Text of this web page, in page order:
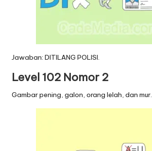
Jawaban: DITILANG POLISI.
Level 102 Nomor 2
Gambar pening, galon, orang lelah, dan mur.